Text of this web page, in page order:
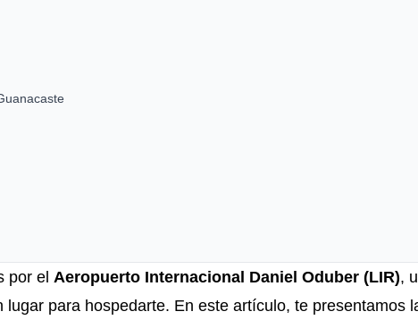
por el Aeropuerto Internacional Daniel Oduber (LIR),
para hospedarte. En este artículo, te presentamos